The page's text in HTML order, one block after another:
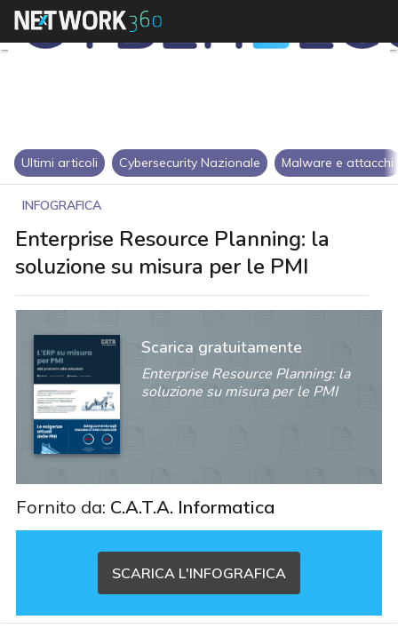
Ultimi articoli Cybersecurity Nazionale Malware e attacchi
INFOGRAFICA
Enterprise Resource Planning: la
soluzione su misura per le PMI
Scarica gratuitamente
Enterprise Resource Planning: la
soluzione su misura per le PMI
Fornito da: C.A.T.A. Informatica
SCARICA L'INFOGRAFICA